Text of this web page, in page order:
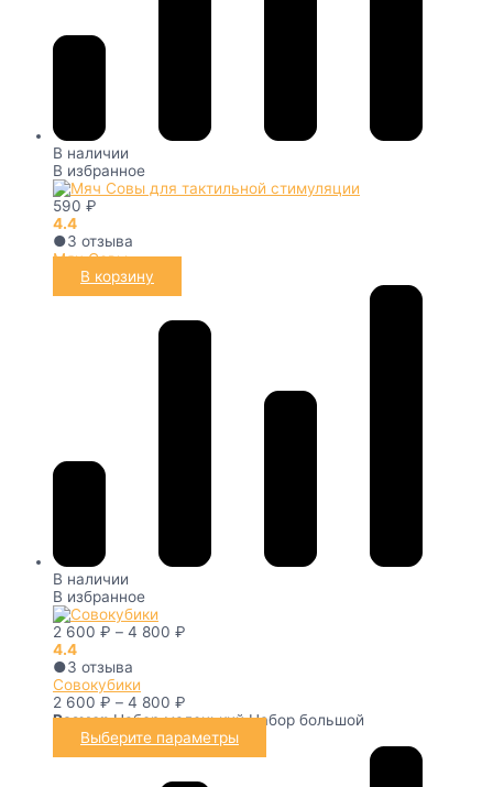
В наличии
В избранное
590 ₽
4.4
●3 отзыва
Мяч Совы
В корзину
В наличии
В избранное
2 600 ₽ – 4 800 ₽
4.4
●3 отзыва
Совокубики
2 600 ₽ – 4 800 ₽
РазмерНабор маленькийНабор большой
Выберите параметры